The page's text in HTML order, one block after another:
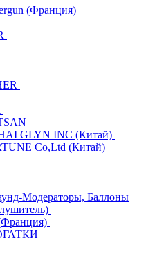
(Франция)
GLYN INC (Китай)
Co,Ltd (Китай)
Модераторы, Баллоны